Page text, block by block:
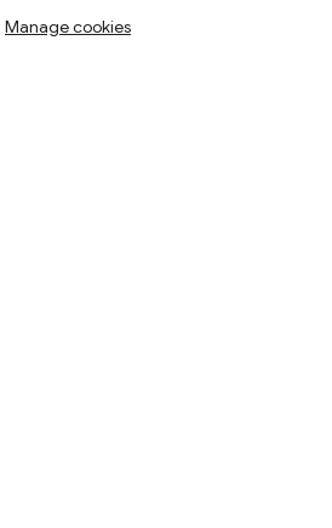
Manage cookies